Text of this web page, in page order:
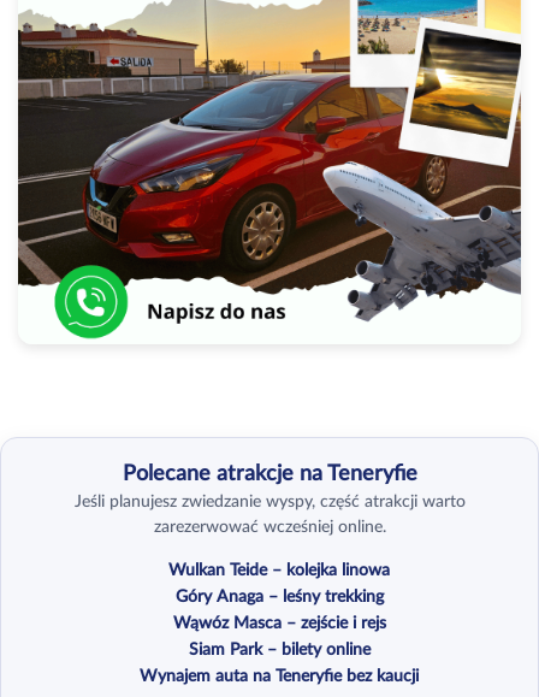
Polecane atrakcje na Teneryfie
Jeśli planujesz zwiedzanie wyspy, część atrakcji warto
zarezerwować wcześniej online.
Wulkan Teide – kolejka linowa
Góry Anaga – leśny trekking
Wąwóz Masca – zejście i rejs
Siam Park – bilety online
Wynajem auta na Teneryfie bez kaucji